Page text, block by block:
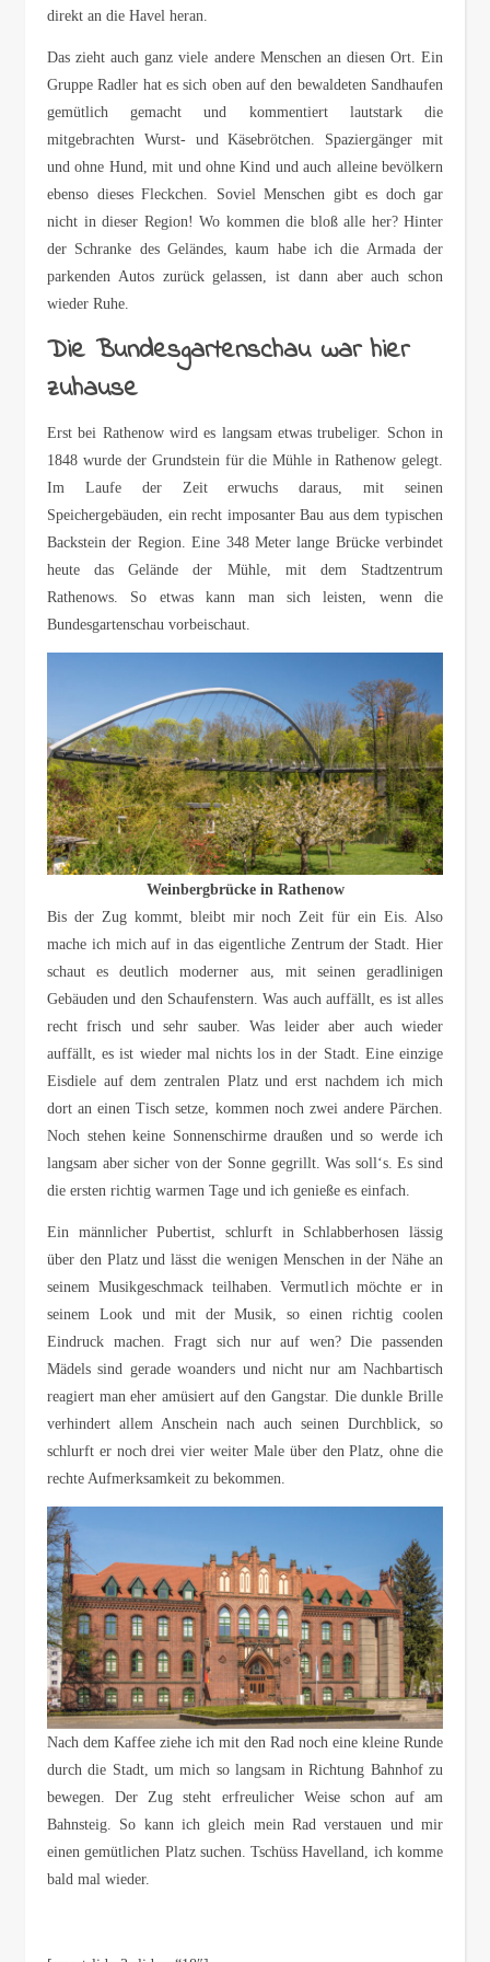
direkt an die Havel heran.
Das zieht auch ganz viele andere Menschen an diesen Ort. Ein
Gruppe Radler hat es sich oben auf den bewaldeten Sandhaufen
gemütlich gemacht und kommentiert lautstark die
mitgebrachten Wurst- und Käsebrötchen. Spaziergänger mit
und ohne Hund, mit und ohne Kind und auch alleine bevölkern
ebenso dieses Fleckchen. Soviel Menschen gibt es doch gar
nicht in dieser Region! Wo kommen die bloß alle her? Hinter
der Schranke des Geländes, kaum habe ich die Armada der
parkenden Autos zurück gelassen, ist dann aber auch schon
wieder Ruhe.
Die Bundesgartenschau war hier
zuhause
Erst bei Rathenow wird es langsam etwas trubeliger. Schon in
1848 wurde der Grundstein für die Mühle in Rathenow gelegt.
Im Laufe der Zeit erwuchs daraus, mit seinen
Speichergebäuden, ein recht imposanter Bau aus dem typischen
Backstein der Region. Eine 348 Meter lange Brücke verbindet
heute das Gelände der Mühle, mit dem Stadtzentrum
Rathenows. So etwas kann man sich leisten, wenn die
Bundesgartenschau vorbeischaut.
Weinbergbrücke in Rathenow
Bis der Zug kommt, bleibt mir noch Zeit für ein Eis. Also
mache ich mich auf in das eigentliche Zentrum der Stadt. Hier
schaut es deutlich moderner aus, mit seinen geradlinigen
Gebäuden und den Schaufenstern. Was auch auffällt, es ist alles
recht frisch und sehr sauber. Was leider aber auch wieder
auffällt, es ist wieder mal nichts los in der Stadt. Eine einzige
Eisdiele auf dem zentralen Platz und erst nachdem ich mich
dort an einen Tisch setze, kommen noch zwei andere Pärchen.
Noch stehen keine Sonnenschirme draußen und so werde ich
langsam aber sicher von der Sonne gegrillt. Was soll‘s. Es sind
die ersten richtig warmen Tage und ich genieße es einfach.
Ein männlicher Pubertist, schlurft in Schlabberhosen lässig
über den Platz und lässt die wenigen Menschen in der Nähe an
seinem Musikgeschmack teilhaben. Vermutlich möchte er in
seinem Look und mit der Musik, so einen richtig coolen
Eindruck machen. Fragt sich nur auf wen? Die passenden
Mädels sind gerade woanders und nicht nur am Nachbartisch
reagiert man eher amüsiert auf den Gangstar. Die dunkle Brille
verhindert allem Anschein nach auch seinen Durchblick, so
schlurft er noch drei vier weiter Male über den Platz, ohne die
rechte Aufmerksamkeit zu bekommen.
Nach dem Kaffee ziehe ich mit den Rad noch eine kleine Runde
durch die Stadt, um mich so langsam in Richtung Bahnhof zu
bewegen. Der Zug steht erfreulicher Weise schon auf am
Bahnsteig. So kann ich gleich mein Rad verstauen und mir
einen gemütlichen Platz suchen. Tschüss Havelland, ich komme
bald mal wieder.